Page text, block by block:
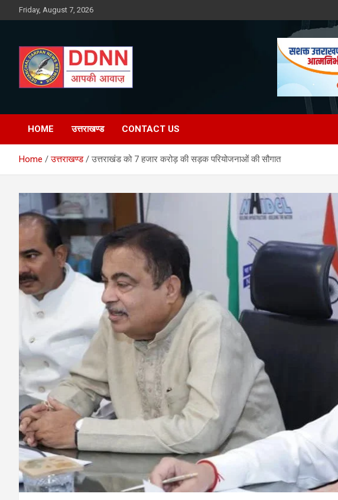
to
Friday, August 7, 2026
HOME उत्तराखण्ड CONTACT US
Home उत्तराखण्ड उत्तराखंड को 7 हजार करोड़ की सड़क परियोजनाओं की सौगात